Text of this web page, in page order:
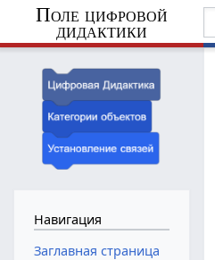
Поле цифровой
дидактики
Навигация
Заглавная страница